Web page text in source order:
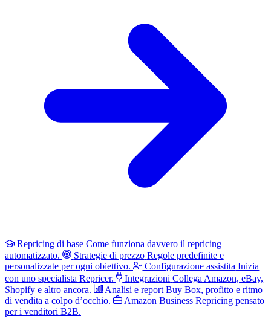
Repricing di base Come funziona davvero il repricing
automatizzato.
Strategie di prezzo Regole predefinite e
personalizzate per ogni obiettivo.
Configurazione assistita Inizia
con uno specialista Repricer.
Integrazioni Collega Amazon, eBay,
Shopify e altro ancora.
Analisi e report Buy Box, profitto e ritmo
di vendita a colpo d’occhio.
Amazon Business Repricing pensato
per i venditori B2B.